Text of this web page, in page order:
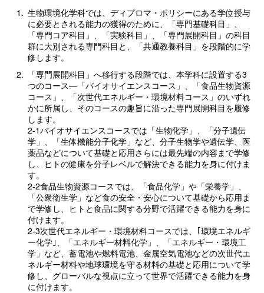
1. 生物環境化学科では、ディプロマ・ポリシーにある学位授与
に必要とされる能力の獲得のために、「専門基礎科目」、
「専門コア科目」、「実験科目」、「専門展開科目」の科目
群に大別される専門科目と、「共通教養科目」を段階的に学
修します。
2.
「専門展開科目」へ移行する段階では、本学科に設置する3
つのコース―「バイオサイエンスコース」、「食品生物資源
コース」、「次世代エネルギー・環境材料コース」のいずれ
かに所属し、そのコースの趣旨に沿った専門展開科目を履修
します。
2-1バイオサイエンスコースでは「生物化学」、「分子遺伝
学」、「生体機能分子化学」など、分子生物学や遺伝学、医
薬品などについて基礎と応用さらには最先端の内容まで学修
し、ヒトの健康を分子レベルで解決できる能力を身に付けま
す。
2-2食品生物資源コースでは、「食品化学」や「栄養学」、
「公衆衛生学」など食の安全・安心について基礎から応用ま
で学修し、ヒトと食品に関する分野で活躍できる能力を身に
付けます。
2-3次世代エネルギー・環境材料コースでは、｢環境エネルギ
ー化学｣、「エネルギー材料化学」、「エネルギー・環境工
学」など、蓄電池や燃料電池、金属空気電池などの次世代エ
ネルギー材料や地球環境を守る材料の基礎と応用について学
修し、グローバルな視点に立って世界で活躍できる能力を身
に付けます。